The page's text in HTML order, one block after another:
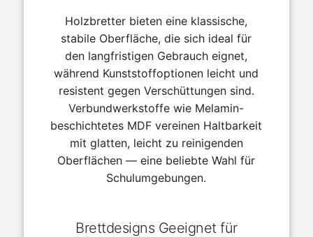
Holzbretter bieten eine klassische,
stabile Oberfläche, die sich ideal für
den langfristigen Gebrauch eignet,
während Kunststoffoptionen leicht und
resistent gegen Verschüttungen sind.
Verbundwerkstoffe wie Melamin-
beschichtetes MDF vereinen Haltbarkeit
mit glatten, leicht zu reinigenden
Oberflächen — eine beliebte Wahl für
Schulumgebungen.
Brettdesigns Geeignet für